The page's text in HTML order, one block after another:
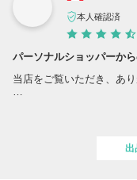
本人確認済
パーソナルショッパーか
当店をご覧いただき、あり
(配送中の場合もあります
お急ぎの方にも安心して
お届けしますので、ぜひ
出